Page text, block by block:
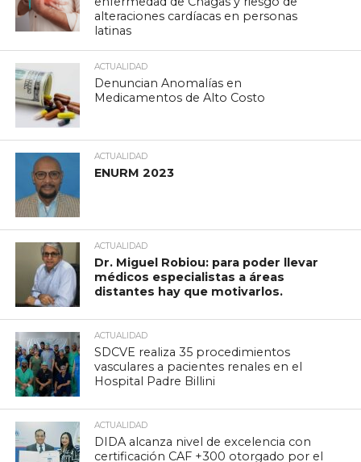
alteraciones cardíacas en personas
latinas
ACTUALIDAD
Denuncian Anomalías en
Medicamentos de Alto Costo
ACTUALIDAD
ENURM 2023
ACTUALIDAD
Dr. Miguel Robiou: para poder llevar
médicos especialistas a áreas
distantes hay que motivarlos.
ACTUALIDAD
SDCVE realiza 35 procedimientos
vasculares a pacientes renales en el
Hospital Padre Billini
ACTUALIDAD
DIDA alcanza nivel de excelencia con
certificación CAF +300 otorgado por el